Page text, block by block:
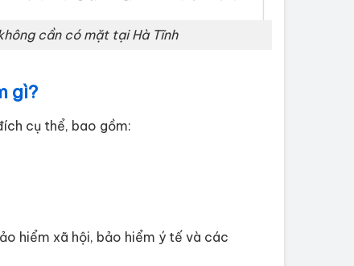
cần có mặt tại Hà Tĩnh
gì?
cụ thể, bao gồm:
hiểm xã hội, bảo hiểm ý tế và các